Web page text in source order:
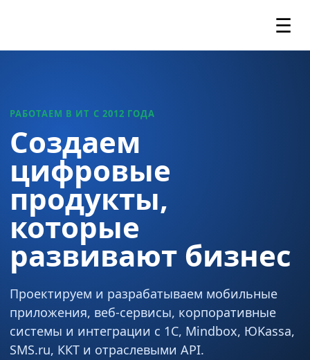
☰
РАБОТАЕМ В ИТ С 2012 ГОДА
Создаем
цифровые
продукты,
которые
развивают бизнес
Проектируем и разрабатываем мобильные
приложения, веб-сервисы, корпоративные
системы и интеграции с 1С, Mindbox, ЮKassa,
SMS.ru, ККТ и отраслевыми API.